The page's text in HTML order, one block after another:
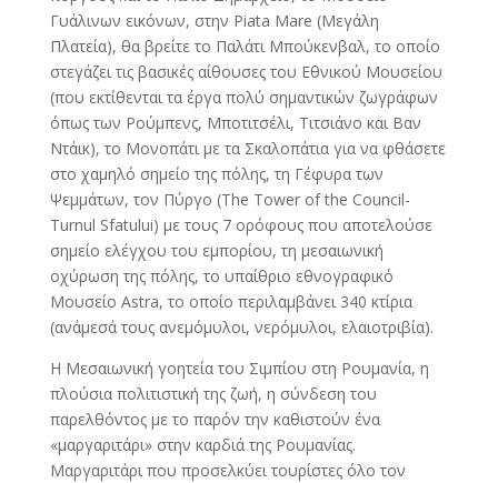
Γυάλινων εικόνων, στην Piata Mare (Μεγάλη
Πλατεία), θα βρείτε το Παλάτι Μπούκενβαλ, το οποίο
στεγάζει τις βασικές αίθουσες του Εθνικού Μουσείου
(που εκτίθενται τα έργα πολύ σημαντικών ζωγράφων
όπως των Ρούμπενς, Μποτιτσέλι, Τιτσιάνο και Βαν
Ντάικ), το Μονοπάτι με τα Σκαλοπάτια για να φθάσετε
στο χαμηλό σημείο της πόλης, τη Γέφυρα των
Ψεμμάτων, τον Πύργο (The Tower of the Council-
Turnul Sfatului) με τους 7 ορόφους που αποτελούσε
σημείο ελέγχου του εμπορίου, τη μεσαιωνική
οχύρωση της πόλης, το υπαίθριο εθνογραφικό
Μουσείο Astra, το οποίο περιλαμβάνει 340 κτίρια
(ανάμεσά τους ανεμόμυλοι, νερόμυλοι, ελαιοτριβία).
Η Μεσαιωνική γοητεία του Σιμπίου στη Ρουμανία, η
πλούσια πολιτιστική της ζωή, η σύνδεση του
παρελθόντος με το παρόν την καθιστούν ένα
«μαργαριτάρι» στην καρδιά της Ρουμανίας.
Μαργαριτάρι που προσελκύει τουρίστες όλο τον